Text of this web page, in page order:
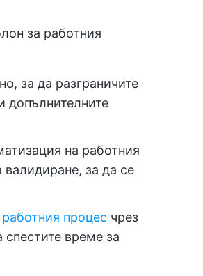
за работния
за да разграничите
допълнителните
на работния
за да се
процес чрез
време за